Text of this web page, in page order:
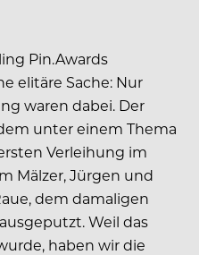
Pin.Awards
elitäre Sache: Nur
waren dabei. Der
unter einem Thema
Verleihung im
Mälzer, Jürgen und
dem damaligen
Weil das
haben wir die